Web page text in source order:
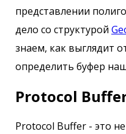
представлении
дело со структурой
знаем, как выглядит
определить буфер
Protocol
Protocol Buffer - это